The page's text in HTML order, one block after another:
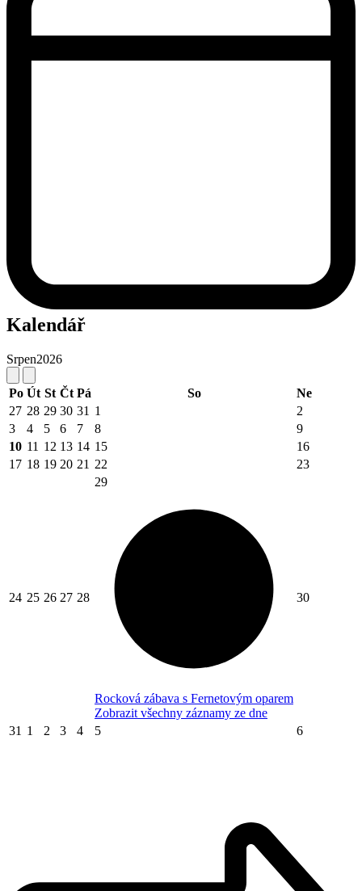
Kalendář
Srpen2026
Po Út St Čt Pá So
Ne
27 28 29 30 31 1
2
3
4 5 6 7 8
9
10 11 12 13 14 15
16
17 18 19 20 21 22 23
24 25 26 27 28
29
Rocková zábava s Fernetovým oparem
Zobrazit všechny záznamy ze dne
30
31 1 2 3 4 5 6